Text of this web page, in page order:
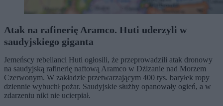
Atak na rafinerię Aramco. Huti uderzyli w
saudyjskiego giganta
Jemeńscy rebelianci Huti ogłosili, że przeprowadzili atak dronowy
na saudyjską rafinerię naftową Aramco w Dżizanie nad Morzem
Czerwonym. W zakładzie przetwarzającym 400 tys. baryłek ropy
dziennie wybuchł pożar. Saudyjskie służby opanowały ogień, a w
zdarzeniu nikt nie ucierpiał.